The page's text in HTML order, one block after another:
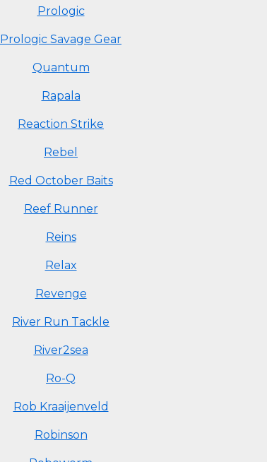
Prologic
Prologic Savage Gear
Quantum
Rapala
Reaction Strike
Rebel
Red October Baits
Reef Runner
Reins
Relax
Revenge
River Run Tackle
River2sea
Ro-Q
Rob Kraaijenveld
Robinson